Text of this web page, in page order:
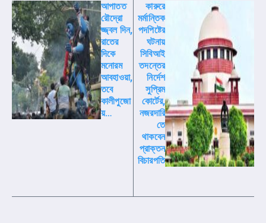
আপাতত
রৌদ্রো
জ্জ্বল দিন,
রাতের
দিকে
মনোরম
আবহাওয়া,
তবে
কালীপুজো
য়…
কারুরে
মর্মান্তিক
পদপিষ্টের
ঘটনায়
সিবিআই
তদন্তের
নির্দেশ
সুপ্রিম
কোর্টের,
নজরদারি
তে
থাকবেন
প্রাক্তন
বিচারপতি